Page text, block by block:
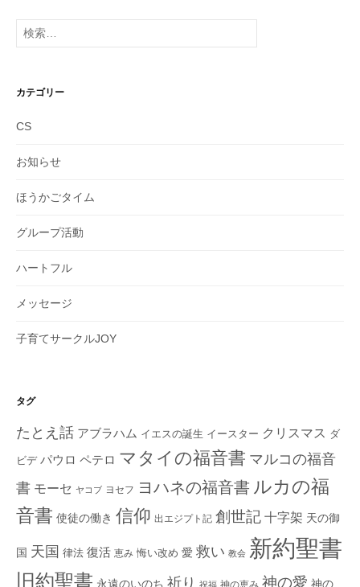
イ
ブ
検
索:
カテゴリー
CS
お知らせ
ほうかごタイム
グループ活動
ハートフル
メッセージ
子育てサークルJOY
タグ
たとえ話 アブラハム イエスの誕生 イースター クリスマス ダ
ビデ パウロ ペテロ マタイの福音書 マルコの福音
書 モーセ ヤコブ ヨセフ ヨハネの福音書 ルカの福
音書 使徒の働き 信仰 出エジプト記 創世記 十字架 天の御
国 天国 律法 復活 恵み 悔い改め 愛 救い 教会 新約聖書
旧約聖書 永遠のいのち 祈り 祝福 神の恵み 神の愛 神の